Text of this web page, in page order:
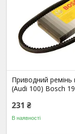
Приводний ремінь
(Audi 100) Bosch
231 ₴
В наявності